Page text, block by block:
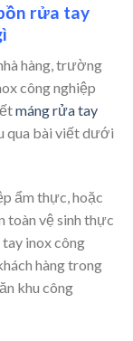
rửa tay
hàng, trường
công nghiệp
máng rửa tay
qua bài viết dưới
ẩm thực, hoặc
toàn vệ sinh thực
inox công
hàng trong
khu công